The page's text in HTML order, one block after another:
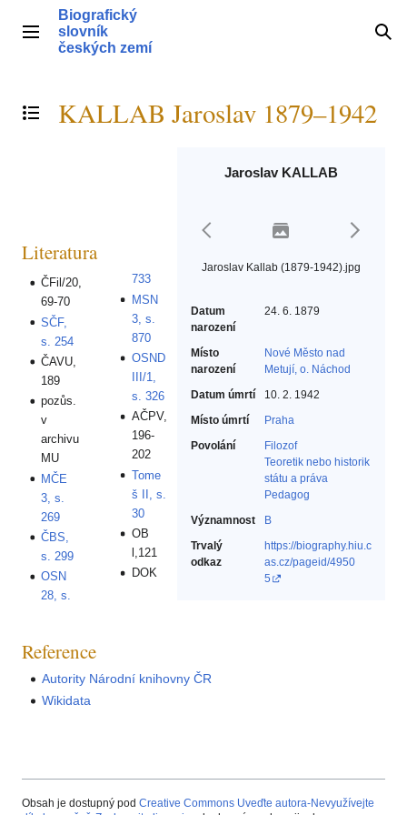
obsahHlavní menu
Biografický
slovník
českých zemí
Přepnout obsah
KALLAB Jaroslav 1879–1942
Jaroslav KALLAB
Jaroslav Kallab (1879-1942).jpg
Datum
narození
24. 6. 1879
Místo
narození
Nové Město nad
Metují, o. Náchod
Datum úmrtí
10. 2. 1942
Místo úmrtí
Praha
Povolání
Filozof‎
Teoretik nebo historik
státu a práva‎
Pedagog‎
Významnost
B
Trvalý
odkaz
https://biography.hiu.c
as.cz/pageid/4950
5
Literatura
ČFil/20,
69-70
SČF,
s. 254
ČAVU,
189
pozůs.
v
archivu
MU
MČE
3, s.
269
ČBS,
s. 299
OSN
28, s.
733
MSN
3, s.
870
OSND
III/1,
s. 326
AČPV,
196-
202
Tome
š II, s.
30
OB
l,121
DOK
Reference
Autority Národní knihovny ČR
Wikidata
Obsah je dostupný pod Creative Commons Uveďte autora-Nevyužívejte